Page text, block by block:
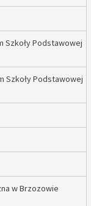
Szkoły Podstawowej
Szkoły Podstawowej
w Brzozowie